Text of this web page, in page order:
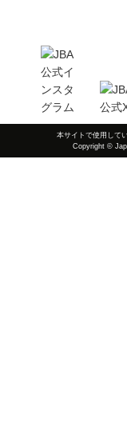
本サイトで使用して
Copyright ©